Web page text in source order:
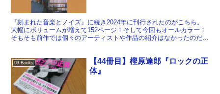
『刻まれた音楽とノイズ』に続き2024年に刊行されたのがこちら。
大幅にボリュームが増えて152ページ！そして今回もオールカラー！
そもそも前作では個々のアーティストや作品の紹介はなかったのだ
03 Books
【44冊目】樫原達郎『ロックの正
体』